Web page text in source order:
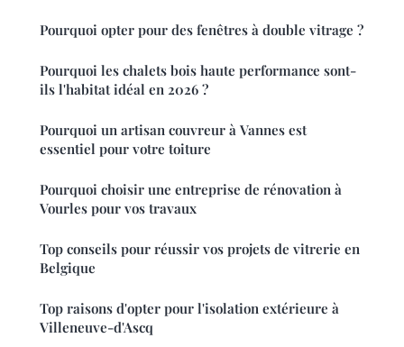
Pourquoi opter pour des fenêtres à double vitrage ?
Pourquoi les chalets bois haute performance sont-
ils l'habitat idéal en 2026 ?
Pourquoi un artisan couvreur à Vannes est
essentiel pour votre toiture
Pourquoi choisir une entreprise de rénovation à
Vourles pour vos travaux
Top conseils pour réussir vos projets de vitrerie en
Belgique
Top raisons d'opter pour l'isolation extérieure à
Villeneuve-d'Ascq